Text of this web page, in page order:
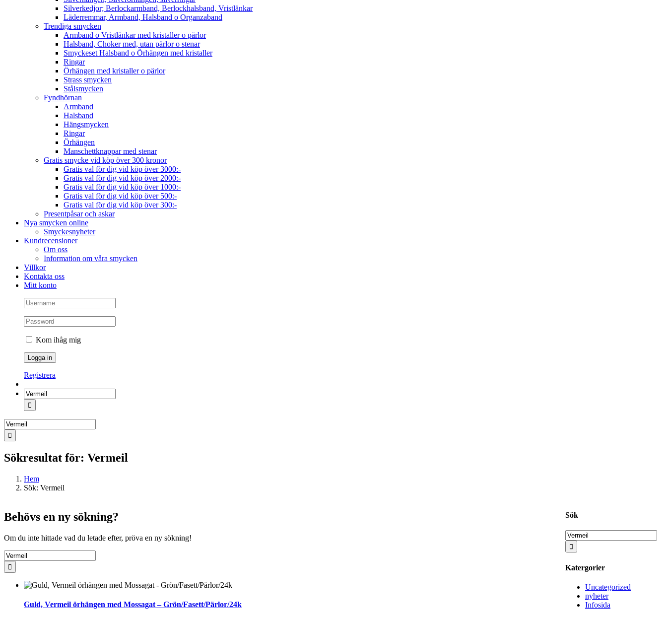
Silverkedjor; Berlockarmband, Berlockhalsband, Vristlänkar
Läderremmar, Armband, Halsband o Organzaband
Trendiga smycken
Armband o Vristlänkar med kristaller o pärlor
Halsband, Choker med, utan pärlor o stenar
Smyckeset Halsband o Örhängen med kristaller
Ringar
Örhängen med kristaller o pärlor
Strass smycken
Stålsmycken
Fyndhörnan
Armband
Halsband
Hängsmycken
Ringar
Örhängen
Manschettknappar med stenar
Gratis smycke vid köp över 300 kronor
Gratis val för dig vid köp över 3000:-
Gratis val för dig vid köp över 2000:-
Gratis val för dig vid köp över 1000:-
Gratis val för dig vid köp över 500:-
Gratis val för dig vid köp över 300:-
Presentpåsar och askar
Nya smycken online
Smyckesnyheter
Kundrecensioner
Om oss
Information om våra smycken
Villkor
Kontakta oss
Mitt konto
Kom ihåg mig
Registrera
Sök
efter:
Sök
efter:
Sökresultat för: Vermeil
Hem
Sök: Vermeil
Behövs en ny sökning?
Om du inte hittade vad du letade efter, pröva en ny sökning!
Sök
efter:
Guld, Vermeil örhängen med Mossagat – Grön/Fasett/Pärlor/24k
Sök
Sök
efter:
Katergorier
Uncategorized
nyheter
Infosida